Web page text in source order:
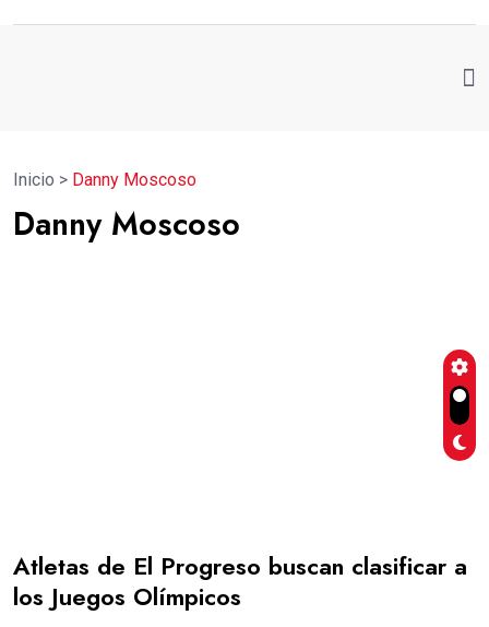
Inicio > Danny Moscoso
Danny Moscoso
Atletas de El Progreso buscan clasificar a
los Juegos Olímpicos